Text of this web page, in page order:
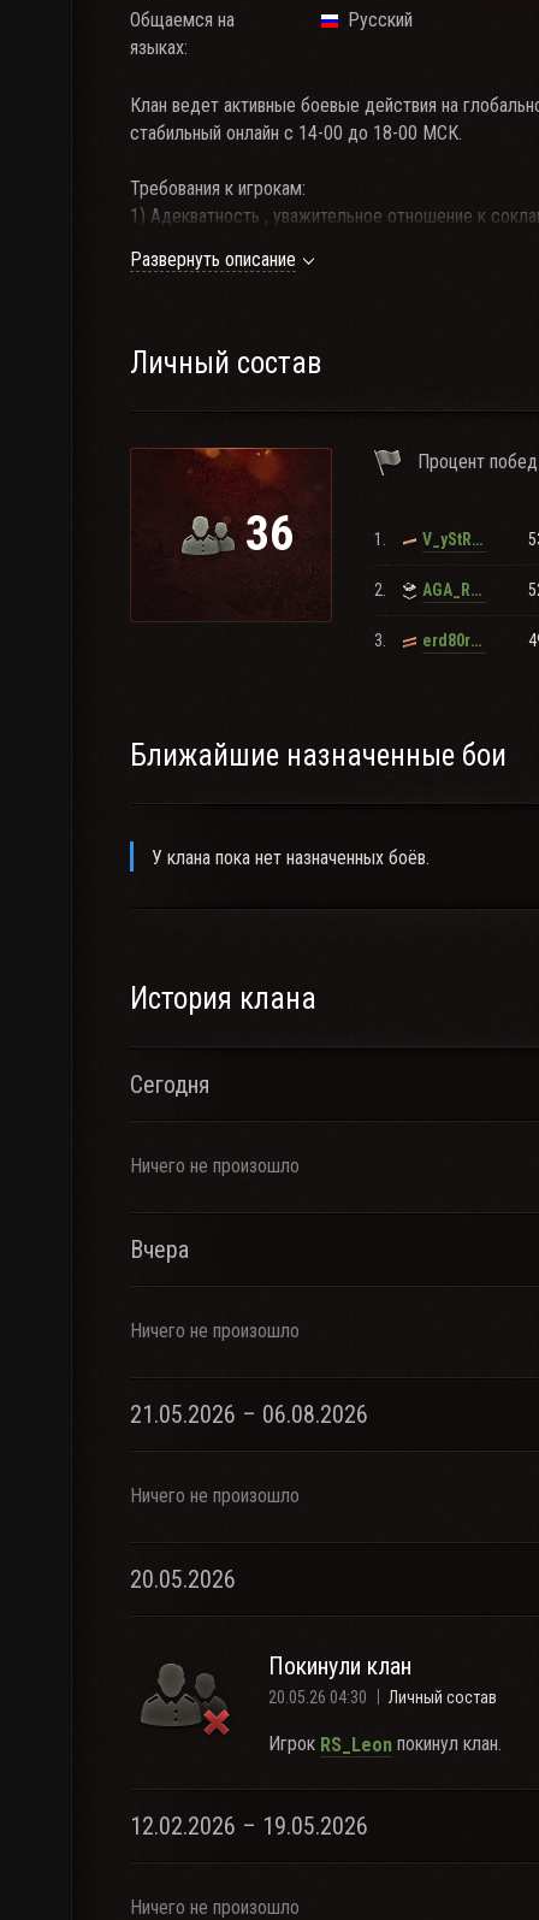
Общаемся на
языках:
Русский
Клан ведет активные боевые действия на
стабильный онлайн с 14-00 до 18-00 МСК.
Требования к игрокам:
1) Адекватность , уважительное отношение к
3) Прайм тайм: 14-00 до 18-00 МСК.
5) Общий % побед не ниже 53%
7) Участие в ежедневных боях на глобальной карте.
Рейтинг клана по Иванерру
Наша группа "ВКонтакте"
Нажми если хочешь узнать побольше об Агинском
Развернуть описание
Личный состав
36
Процент побед
1. V_yStRe_L
2. AGA_RANGER
3. erd80rus
Ближайшие назначенные бои
У клана пока нет назначенных боёв.
История клана
Сегодня
Ничего не произошло
Вчера
Ничего не произошло
21.05.2026 – 06.08.2026
Ничего не произошло
20.05.2026
Покинули клан
20.05.26 04:30 Личный состав
Игрок RS_Leon покинул клан.
12.02.2026 – 19.05.2026
Ничего не произошло